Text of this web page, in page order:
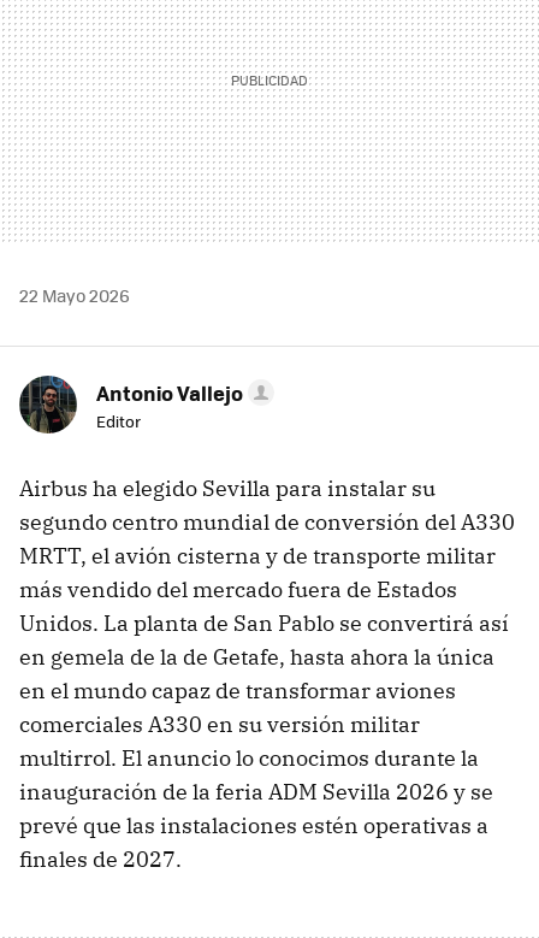
22 Mayo 2026
Antonio Vallejo
Editor
Airbus ha elegido Sevilla para instalar su
segundo centro mundial de conversión del A330
MRTT, el avión cisterna y de transporte militar
más vendido del mercado fuera de Estados
Unidos. La planta de San Pablo se convertirá así
en gemela de la de Getafe, hasta ahora la única
en el mundo capaz de transformar aviones
comerciales A330 en su versión militar
multirrol. El anuncio lo conocimos durante la
inauguración de la feria ADM Sevilla 2026 y se
prevé que las instalaciones estén operativas a
finales de 2027.